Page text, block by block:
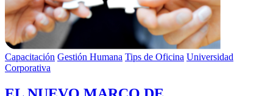
Capacitación Gestión Humana Tips de Oficina Universidad
Corporativa